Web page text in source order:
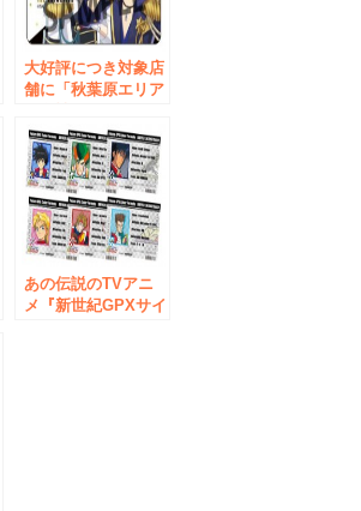
大好評につき対象店
舗に「秋葉原エリア
メイト」ガルステ
（アニメイトAKIBA
ガールズステーショ
ン）でもdポイント
の取り扱い開始決定
あの伝説のTVアニ
メ『新世紀GPXサイ